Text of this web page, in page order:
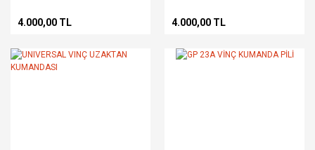
4.000,00 TL 4.000,00 TL